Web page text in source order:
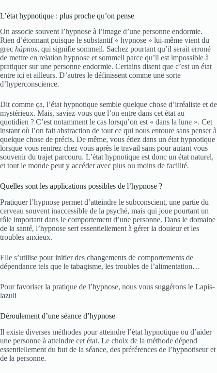
L’état hypnotique : plus proche qu’on pense
On associe souvent l’hypnose à l’image d’une personne endormie.
Rien d’étonnant puisque le substantif « hypnose » lui-même vient du
grec húpnos, qui signifie sommeil. Sachez pourtant qu’il serait erroné
de mettre en relation hypnose et sommeil parce qu’il est impossible à
pratiquer sur une personne endormie. Certains disent que c’est un état
entre ici et ailleurs. D’autres le définissent comme une sorte
d’hyperconscience.
Dit comme ça, l’état hypnotique semble quelque chose d’irréaliste et de
mystérieux. Mais, saviez-vous que l’on entre dans cet état au
quotidien ? C’est notamment le cas lorsqu’on est « dans la lune ». Cet
instant où l’on fait abstraction de tout ce qui nous entoure sans penser à
quelque chose de précis. De même, vous étiez dans un état hypnotique
lorsque vous rentrez chez vous après le travail sans pour autant vous
souvenir du trajet parcouru. L’état hypnotique est donc un état naturel,
et tout le monde peut y accéder avec plus ou moins de facilité.
Quelles sont les applications possibles de l’hypnose ?
Pratiquer l’hypnose permet d’atteindre le subconscient, une partie du
cerveau souvent inaccessible de la psyché, mais qui joue pourtant un
rôle important dans le comportement d’une personne. Dans le domaine
de la santé, l’hypnose sert essentiellement à gérer la douleur et les
troubles anxieux.
Elle s’utilise pour initier des changements de comportements de
dépendance tels que le tabagisme, les troubles de l’alimentation…
Pour favoriser la pratique de l’hypnose, nous vous suggérons le Lapis-
lazuli
Déroulement d’une séance d’hypnose
Il existe diverses méthodes pour atteindre l’état hypnotique ou d’aider
une personne à atteindre cet état. Le choix de la méthode dépend
essentiellement du but de la séance, des préférences de l’hypnotiseur et
de la personne.